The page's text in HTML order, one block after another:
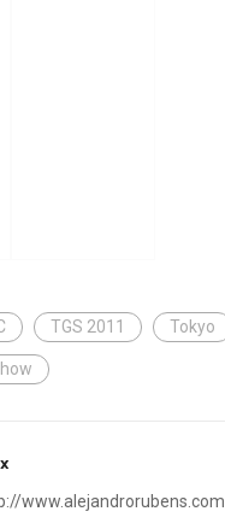
TGS 2011 Tokyo
www.alejandrorubens.com